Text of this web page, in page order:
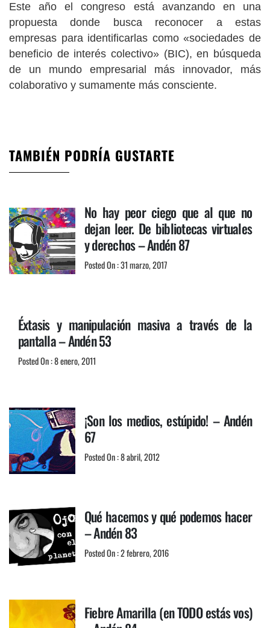
Este año el congreso está avanzando en una
propuesta donde busca reconocer a estas
empresas para identificarlas como «sociedades de
beneficio de interés colectivo» (BIC), en búsqueda
de un mundo empresarial más innovador, más
colaborativo y sumamente más consciente.
TAMBIÉN PODRÍA GUSTARTE
No hay peor ciego que al que no
dejan leer. De bibliotecas virtuales
y derechos – Andén 87
Posted On : 31 marzo, 2017
Éxtasis y manipulación masiva a través de la
pantalla – Andén 53
Posted On : 8 enero, 2011
¡Son los medios, estúpido! – Andén
67
Posted On : 8 abril, 2012
Qué hacemos y qué podemos hacer
– Andén 83
Posted On : 2 febrero, 2016
Fiebre Amarilla (en TODO estás vos)